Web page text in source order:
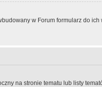
w Forum formularz do
na stronie tematu lub listy